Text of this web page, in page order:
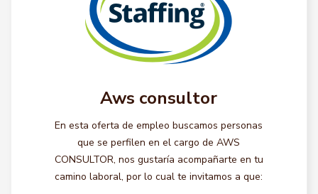
Aws consultor
En esta oferta de empleo buscamos personas
que se perfilen en el cargo de AWS
CONSULTOR, nos gustaría acompañarte en tu
camino laboral, por lo cual te invitamos a que: